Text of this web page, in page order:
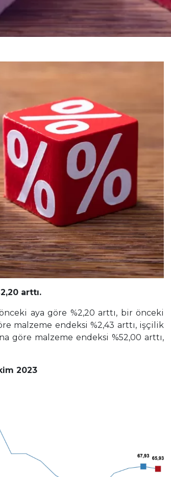
arttı.
aya göre %2,20 arttı, bir önceki
malzeme endeksi %2,43 arttı, işçilik
göre malzeme endeksi %52,00 arttı,
2023